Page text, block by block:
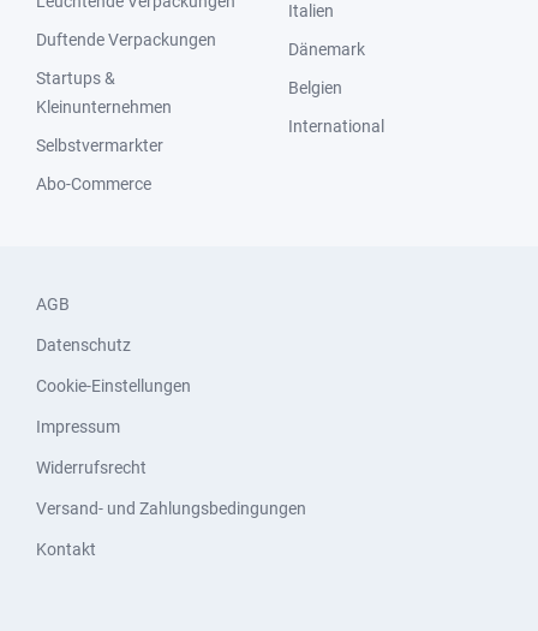
Duftende Verpackungen
Startups &
Kleinunternehmen
Selbstvermarkter
Abo-Commerce
Italien
Dänemark
Belgien
International
AGB
Datenschutz
Cookie-Einstellungen
Impressum
Widerrufsrecht
Versand- und Zahlungsbedingungen
Kontakt